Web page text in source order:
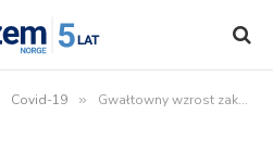
Covid-19 » Gwałtowny wzrost zakażeń w Kristiansand i nowe przepisy